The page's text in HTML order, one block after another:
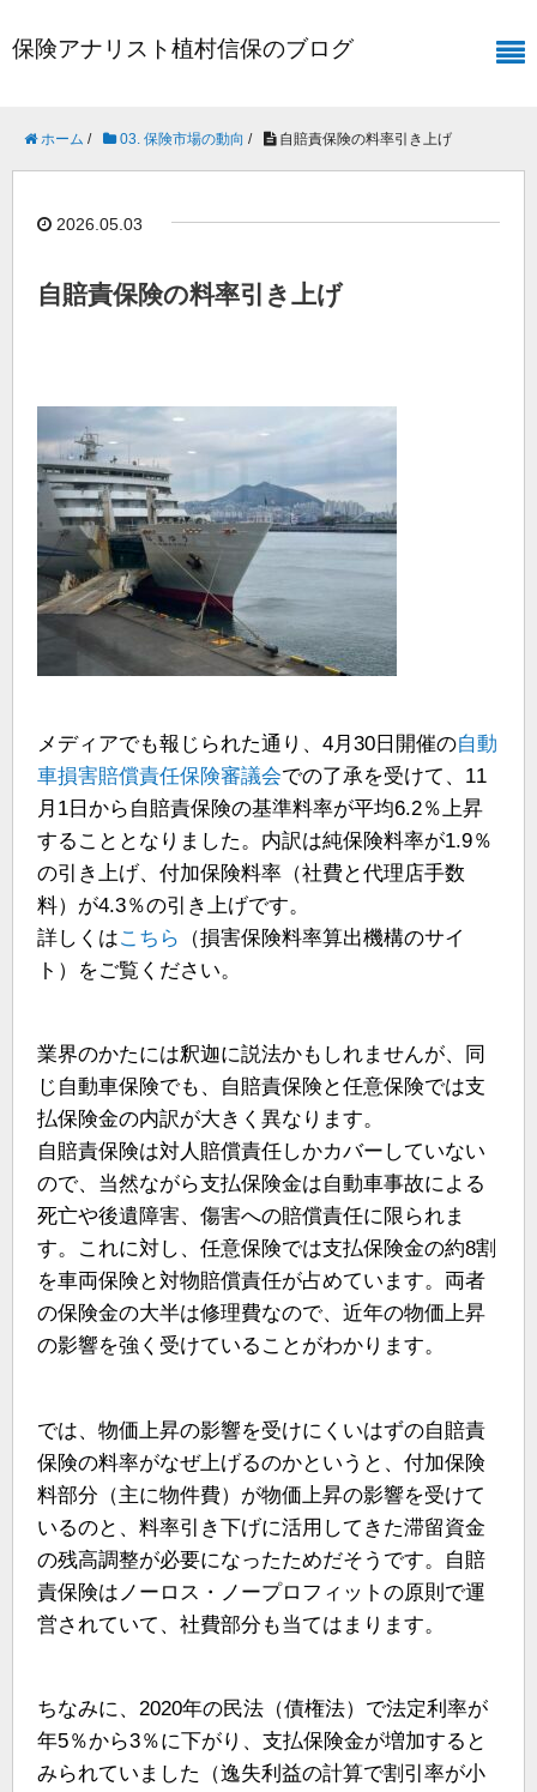
保険アナリスト植村信保のブログ
ホーム / 03. 保険市場の動向 / 自賠責保険の料率引き上げ
2026.05.03
自賠責保険の料率引き上げ
メディアでも報じられた通り、4月30日開催の自動
車損害賠償責任保険審議会での了承を受けて、11
月1日から自賠責保険の基準料率が平均6.2％上昇
することとなりました。内訳は純保険料率が1.9％
の引き上げ、付加保険料率（社費と代理店手数
料）が4.3％の引き上げです。
詳しくはこちら
（損害保険料率算出機構のサイ
ト）をご覧ください。
業界のかたには釈迦に説法かもしれませんが、同
じ自動車保険でも、自賠責保険と任意保険では支
払保険金の内訳が大きく異なります。
自賠責保険は対人賠償責任しかカバーしていない
ので、当然ながら支払保険金は自動車事故による
死亡や後遺障害、傷害への賠償責任に限られま
す。これに対し、任意保険では支払保険金の約8割
を車両保険と対物賠償責任が占めています。両者
の保険金の大半は修理費なので、近年の物価上昇
の影響を強く受けていることがわかります。
では、物価上昇の影響を受けにくいはずの自賠責
保険の料率がなぜ上げるのかというと、付加保険
料部分（主に物件費）が物価上昇の影響を受けて
いるのと、料率引き下げに活用してきた滞留資金
の残高調整が必要になったためだそうです。自賠
責保険はノーロス・ノープロフィットの原則で運
営されていて、社費部分も当てはまります。
ちなみに、2020年の民法（債権法）で法定利率が
年5％から3％に下がり、支払保険金が増加すると
みられていました（逸失利益の計算で割引率が小